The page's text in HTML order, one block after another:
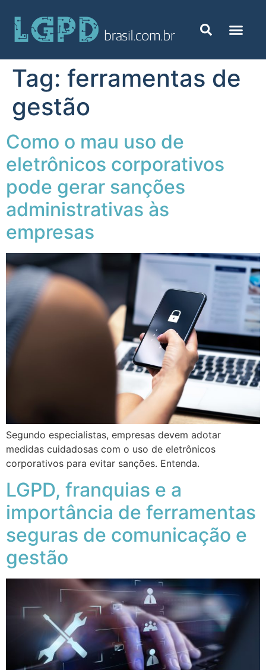
Tag: ferramentas de
gestão
Como o mau uso de
eletrônicos corporativos
pode gerar sanções
administrativas às
empresas
Segundo especialistas, empresas devem adotar
medidas cuidadosas com o uso de eletrônicos
corporativos para evitar sanções. Entenda.
LGPD, franquias e a
importância de ferramentas
seguras de comunicação e
gestão